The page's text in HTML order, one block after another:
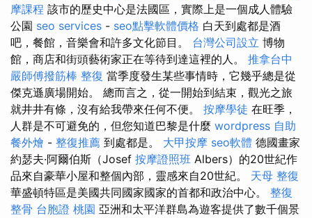
摩課程 該市的歷史中心是法國區，實際上是一個成人體驗
公園 seo services - seo點擊軟體價格 白天到處都是酒
吧，餐館，音樂會和許多文化節目。 台灣公司設立 博物
館，商店和街頭藝術家正在等待到達這裡的人。 推拿台中
嚴師傅撥筋棒 整復 當季度發生某些事情時，它幾乎總是從
傑克遜廣場開始。 總而言之，從一開始到結束，觀光之旅
就井井有條，沒有給我帶來任何不便。 按摩學徒 在旺季，
人群是不可避免的，但您知道巴黎是什麼 wordpress 自助
餐外燴 - 整復推薦 到處都是。 大甲按摩 seo軟體 德國畫家
約瑟夫·阿爾伯斯（Josef 按摩證照班 Albers）的20世紀作
品來自豪華小屋和整個內部，靈感來自20世紀。 天母 整復
華盛頓特區是美國共同國家國家的首都和政治中心。 整復
整骨 台胞證 桃園 亞洲和太平洋群島為遊客提供了數千個景